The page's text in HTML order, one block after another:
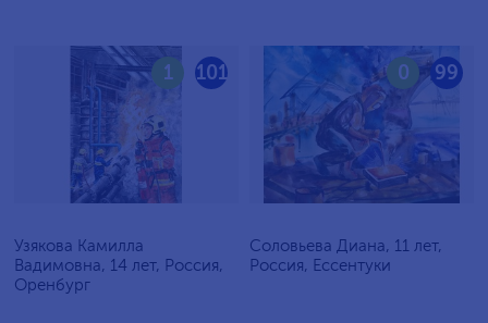
101
1
Узякова Камилла
Вадимовна, 14 лет, Россия,
Оренбург
99
0
Соловьева Диана, 11 лет,
Россия, Ессентуки